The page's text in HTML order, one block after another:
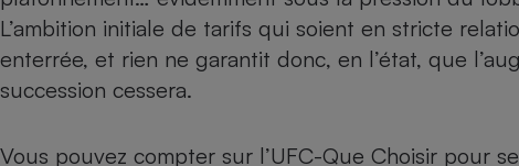
L’ambition initiale de tarifs qui soient en stricte
enterrée, et rien ne garantit donc, en l’état, que
succession cessera.
Vous pouvez compter sur l’UFC-Que Choisir pour